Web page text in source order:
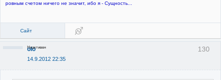
ровным счетом ничего не значит, ибо я - Сущность...
Сайт
130
olo
14.9.2012 22:35
Неактивен